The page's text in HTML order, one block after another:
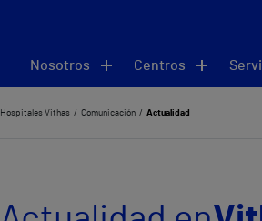
Nosotros Centros
Hospitales Vithas Comunicación Actualidad